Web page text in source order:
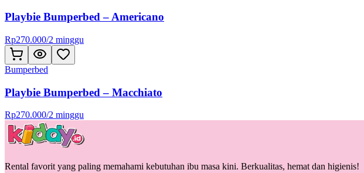
Playbie Bumperbed – Americano
Rp270.000/2 minggu
Bumperbed
Playbie Bumperbed – Macchiato
Rp270.000/2 minggu
Rental favorit yang paling memahami kebutuhan ibu masa kini. Berkualitas, hemat dan higienis!